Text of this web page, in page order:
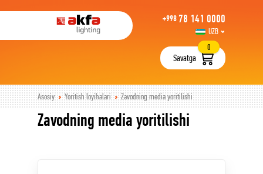
+998 78 141 0000
UZB
РУС
Savatga
0
Asosiy Yoritish loyihalari Zavodning media yoritilishi
Zavodning media yoritilishi